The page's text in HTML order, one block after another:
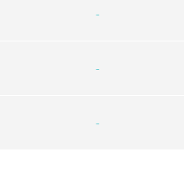
-
-
-